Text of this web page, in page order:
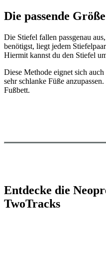
Die passende
Die Stiefel fallen passgenau
benötigst, liegt jedem
Hiermit kannst du den Stiefel
Diese Methode eignet sich
sehr schlanke Füße
Fußbett.
Entdecke die
TwoTracks